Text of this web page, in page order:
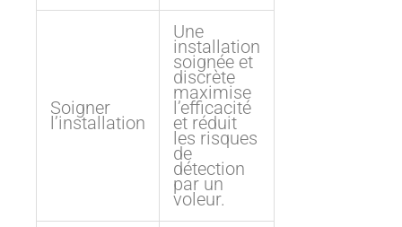
Soigner
l’installation
Une
installation
soignée et
discrète
maximise
l’efficacité
et réduit
les risques
de
détection
par un
voleur.